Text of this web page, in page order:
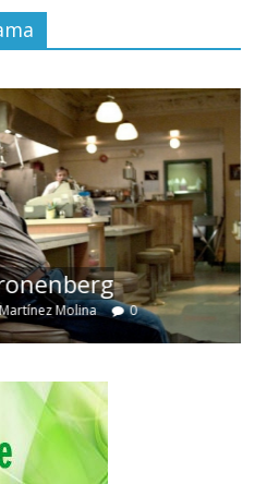
Molina 0